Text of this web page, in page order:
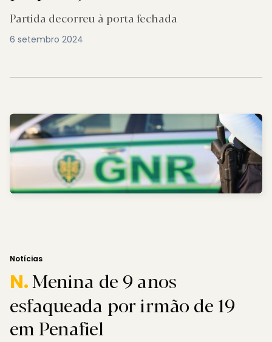
Partida decorreu à porta fechada
6 setembro 2024
Notícias
N.Menina de 9 anos
esfaqueada por irmão de 19
em Penafiel